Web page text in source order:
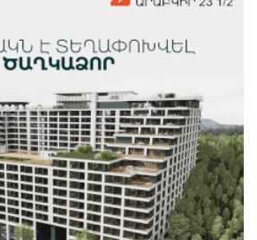
քարտի տվյալները»․ IDBank-ը
է հյուրանոցների ամրագրման հետ
մասին
ընդգրկվել է Յունիբանկի
կազմում
12 րոպե առաջ
ի զարգացման ճանապարհը
գործընկերությամբ